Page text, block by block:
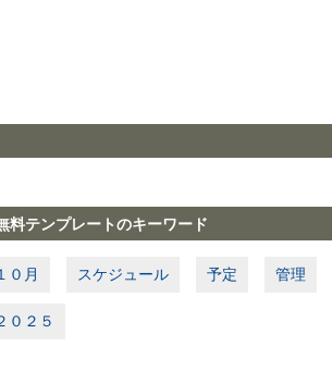
料テンプレートのキーワード
０月 スケジュール 予定 管理
０２５